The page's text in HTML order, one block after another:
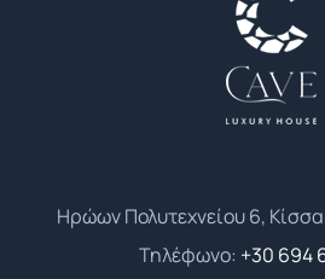
Ηρώων Πολυτεχνείου 6,
Τηλέφωνο: +30 694